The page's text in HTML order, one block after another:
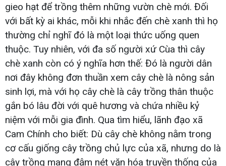
gieo hạt để trồng thêm những vườn chè mới. Đối
với bất kỳ ai khác, mỗi khi nhắc đến chè xanh thì họ
thường chỉ nghĩ đó là một loại thức uống quen
thuộc. Tuy nhiên, với đa số người xứ Cùa thì cây
chè xanh còn có ý nghĩa hơn thế: Đó là người dân
nơi đây không đơn thuần xem cây chè là nông sản
sinh lợi, mà với họ cây chè là cây trồng thân thuộc
gắn bó lâu đời với quê hương và chứa nhiều kỷ
niệm với mỗi gia đình. Qua tìm hiểu, lãnh đạo xã
Cam Chính cho biết: Dù cây chè không nằm trong
cơ cấu giống cây trồng chủ lực của xã, nhưng do là
cây trồng mang đậm nét văn hóa truyền thống của